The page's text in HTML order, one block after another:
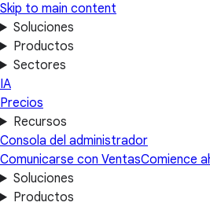
Skip to main content
Soluciones
Productos
Sectores
IA
Precios
Recursos
Consola del administrador
Comunicarse con VentasComience
Soluciones
Productos